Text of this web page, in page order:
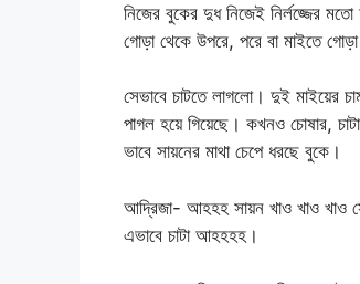
নিজের বুকের দুধ নিজেই নির্লজ্জের
গোড়া থেকে উপরে, পরে বা মাইতে
সেভাবে চাটতে লাগলো। দুই মাইয়ের
পাগল হয়ে গিয়েছে। কখনও চোষার,
ভাবে সায়নের মাথা চেপে ধরছে বুকে।
আদ্রিজা- আহহহ সায়ন খাও খাও
এভাবে চাটা আহহহহ।